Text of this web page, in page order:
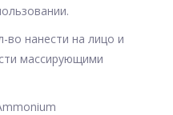
во нанести на лицо и
массирующими